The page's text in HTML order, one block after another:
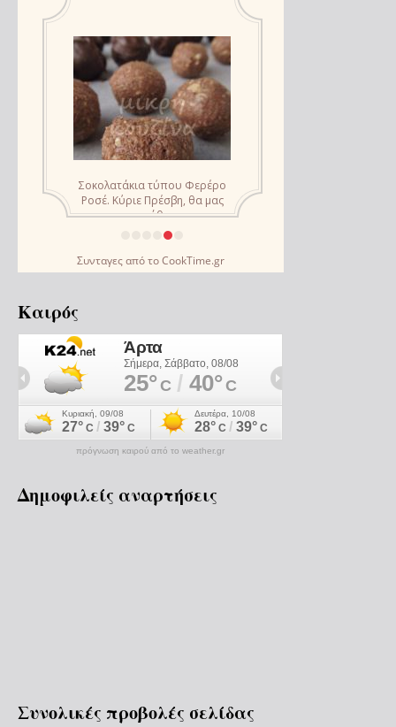
Συνταγεςαπό τοCookTime.gr
Καιρός
πρόγνωση καιρού από το weather.gr
Δημοφιλείς αναρτήσεις
Συνολικές προβολές σελίδας